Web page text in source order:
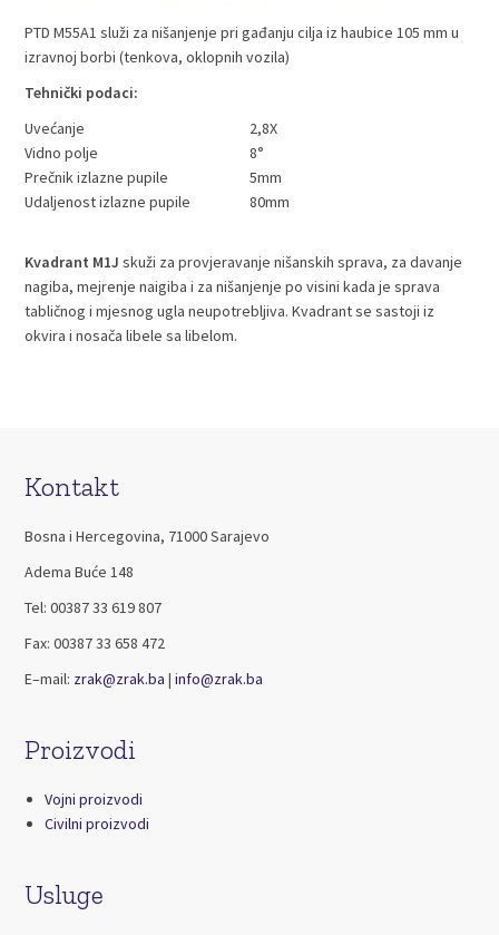
PTD M55A1 služi za nišanjenje pri gađanju cilja iz haubice 105 mm u
izravnoj borbi (tenkova, oklopnih vozila)
Tehnički podaci:
Uvećanje
2,8X
Vidno polje
8°
Prečnik izlazne pupile
5mm
Udaljenost izlazne pupile
80mm
Kvadrant M1J skuži za provjeravanje nišanskih sprava, za davanje
nagiba, mejrenje naigiba i za nišanjenje po visini kada je sprava
tabličnog i mjesnog ugla neupotrebljiva. Kvadrant se sastoji iz
okvira i nosača libele sa libelom.
Kontakt
Bosna i Hercegovina, 71000 Sarajevo
Adema Buće 148
Tel: 00387 33 619 807
Fax: 00387 33 658 472
E–mail: zrak@zrak.ba|info@zrak.ba
Proizvodi
Vojni proizvodi
Civilni proizvodi
Usluge